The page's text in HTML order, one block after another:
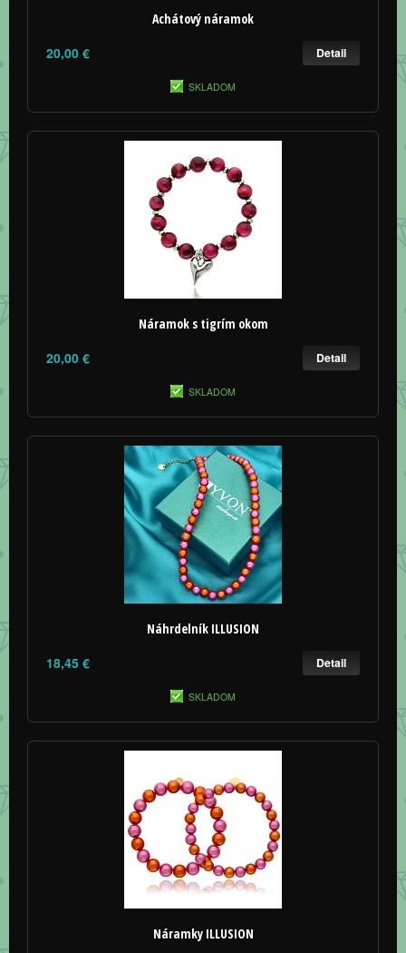
Achátový náramok
20,00 € Detail
SKLADOM
Náramok s tigrím okom
20,00 € Detail
SKLADOM
Náhrdelník ILLUSION
18,45 € Detail
SKLADOM
Náramky ILLUSION